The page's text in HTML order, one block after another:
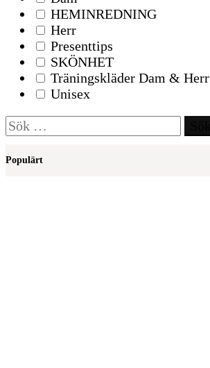
HEMINREDNING
Herr
Presenttips
SKÖNHET
Träningskläder Dam & Herr
Unisex
Sök
efter:
Populärt